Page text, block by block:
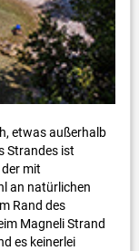
etwas außerhalb
Strandes ist
mit
an natürlichen
Rand des
Magneli Strand
es keinerlei